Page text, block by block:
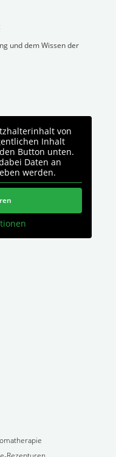
und dem Wissen der
von
Inhalt
Button unten.
Daten an
werden.